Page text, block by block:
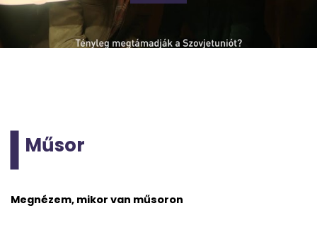
Műsor
Megnézem, mikor van műsoron